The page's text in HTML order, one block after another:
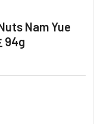
Nam Yue
94g